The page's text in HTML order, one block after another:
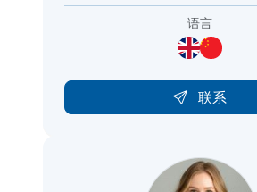
语言
联系